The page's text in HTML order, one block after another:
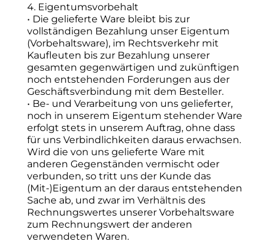
4. Eigentumsvorbehalt
• Die gelieferte Ware bleibt bis zur
vollständigen Bezahlung unser Eigentum
(Vorbehaltsware), im Rechtsverkehr mit
Kaufleuten bis zur Bezahlung unserer
gesamten gegenwärtigen und zukünftigen
noch entstehenden Forderungen aus der
Geschäftsverbindung mit dem Besteller.
• Be- und Verarbeitung von uns gelieferter,
noch in unserem Eigentum stehender Ware
erfolgt stets in unserem Auftrag, ohne dass
für uns Verbindlichkeiten daraus erwachsen.
Wird die von uns gelieferte Ware mit
anderen Gegenständen vermischt oder
verbunden, so tritt uns der Kunde das
(Mit-)Eigentum an der daraus entstehenden
Sache ab, und zwar im Verhältnis des
Rechnungswertes unserer Vorbehaltsware
zum Rechnungswert der anderen
verwendeten Waren.